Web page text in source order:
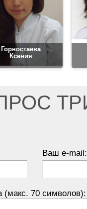
Горностаева
Ксения
Ваш e-mail:
(макс. 70 символов):